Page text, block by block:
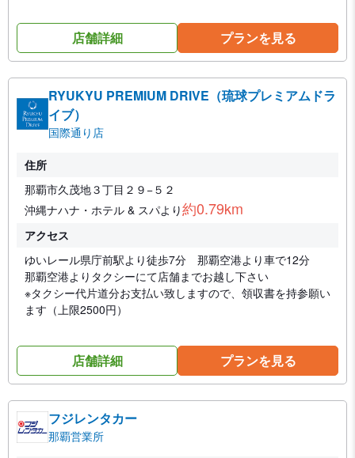
店舗詳細 プランを見る
RYUKYU PREMIUM DRIVE（琉球プレミアムドラ
イブ）
国際通り店
住所
那覇市久茂地３丁目２９−５２
沖縄ナハナ・ホテル & スパより約0.79km
アクセス
ゆいレール県庁前駅より徒歩7分 那覇空港より車で12分
那覇空港よりタクシーにて店舗までお越し下さい
※タクシー代片道分お支払い致しますので、領収書を持参願い
ます（上限2500円）
店舗詳細 プランを見る
フジレンタカー
那覇営業所